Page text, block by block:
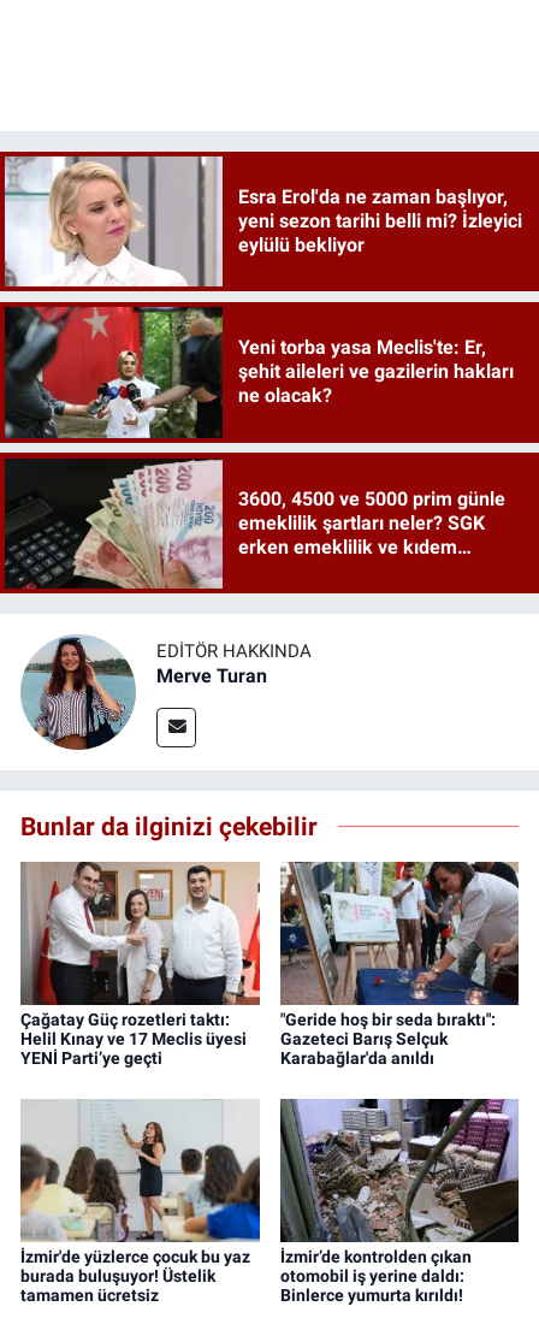
Esra Erol'da ne zaman başlıyor,
yeni sezon tarihi belli mi? İzleyici
eylülü bekliyor
Yeni torba yasa Meclis'te: Er,
şehit aileleri ve gazilerin hakları
ne olacak?
3600, 4500 ve 5000 prim günle
emeklilik şartları neler? SGK
erken emeklilik ve kıdem
EDITÖR HAKKINDA
Merve Turan
Bunlar da ilginizi çekebilir
Çağatay Güç rozetleri taktı:
Helil Kınay ve 17 Meclis üyesi
YENİ Parti’ye geçti
"Geride hoş bir seda bıraktı":
Gazeteci Barış Selçuk
Karabağlar'da anıldı
İzmir'de yüzlerce çocuk bu yaz
burada buluşuyor! Üstelik
tamamen ücretsiz
İzmir’de kontrolden çıkan
otomobil iş yerine daldı:
Binlerce yumurta kırıldı!